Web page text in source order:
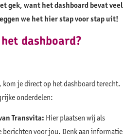
gek, want het dashboard bevat veel
we het hier stap voor stap uit!
dashboard?
je direct op het dashboard terecht.
onderdelen:
Transvita: Hier plaatsen wij als
berichten voor jou. Denk aan informatie